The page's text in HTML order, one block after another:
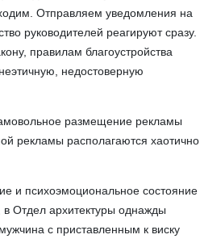
Отправляем уведомления на
руководителей реагируют сразу.
правилам благоустройства
недостоверную
размещение рекламы
рекламы располагаются хаотично
и психоэмоциональное состояние
Отдел архитектуры однажды
с приставленным к виску